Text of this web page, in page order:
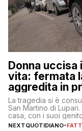
Donna uccisa
vita: fermata
aggredita in
La tragedia si è
San Martino di
casa, con i suoi
NEXTQUOTIDIANO-